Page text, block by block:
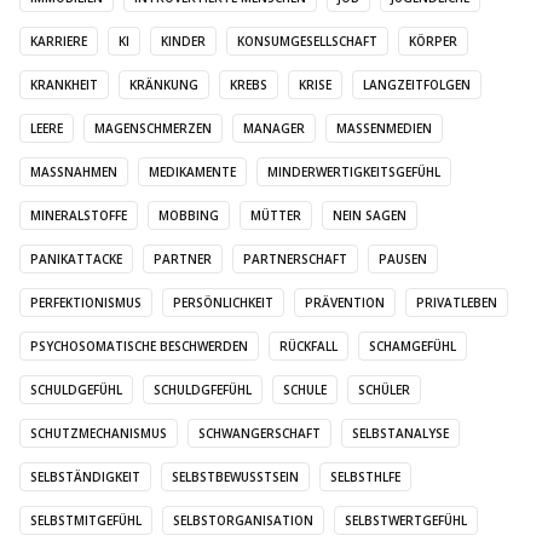
KARRIERE KI KINDER KONSUMGESELLSCHAFT KÖRPER
KRANKHEIT KRÄNKUNG KREBS KRISE LANGZEITFOLGEN
LEERE MAGENSCHMERZEN MANAGER MASSENMEDIEN
MASSNAHMEN MEDIKAMENTE MINDERWERTIGKEITSGEFÜHL
MINERALSTOFFE MOBBING MÜTTER NEIN SAGEN
PANIKATTACKE PARTNER PARTNERSCHAFT PAUSEN
PERFEKTIONISMUS PERSÖNLICHKEIT PRÄVENTION PRIVATLEBEN
PSYCHOSOMATISCHE BESCHWERDEN RÜCKFALL SCHAMGEFÜHL
SCHULDGEFÜHL SCHULDGFEFÜHL SCHULE SCHÜLER
SCHUTZMECHANISMUS SCHWANGERSCHAFT SELBSTANALYSE
SELBSTÄNDIGKEIT SELBSTBEWUSSTSEIN SELBSTHLFE
SELBSTMITGEFÜHL SELBSTORGANISATION SELBSTWERTGEFÜHL